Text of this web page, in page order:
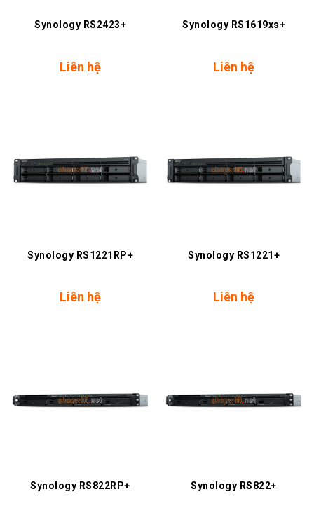
Synology RS2423+
Liên hệ
Synology RS1619xs+
Liên hệ
Synology RS1221RP+
Liên hệ
Synology RS1221+
Liên hệ
Synology RS822RP+ Synology RS822+